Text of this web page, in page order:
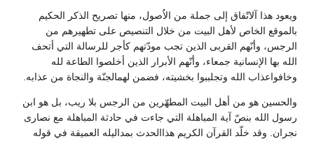
ويعود هذا آلاتّفاق إلى جملة من الاُصول، منها تصريح الذكر الحكيم
بالموقع الخاص لأهل البيت من خلال التنصيص على تطهيرهم من
الرجس، وأنّهم القربى الذين تجب مودّتهم كأجر للرسالة التي أتحف
الله بها الإنسانية جمعاء، وأنّهم الأبرار الذين أخلصوا الطاعة لله
وخافواعذاب الله وتجلببوا بخشيته، فضمن لهمالجنّة والنجاة من عذابه.
والحسين هو من أهل البيت المطهّرين من الرجس بلا ريب، بل هو ابن
رسول الله بنصّ آية المباهلة التي جاءت في حادثة المباهلة مع نصارى
نجران. وقد خلّد القرآن الكريم هذاالحدث بمداليله العميقة في قوله